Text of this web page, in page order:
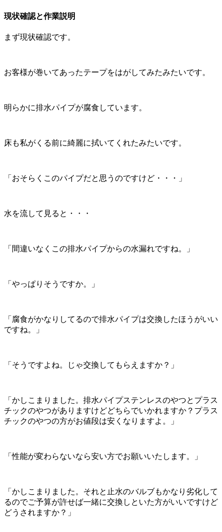
現状確認と作業説明
まず現状確認です。
お客様が巻いてあったテープをはがしてみたみたいです。
明らかに排水パイプが腐食しています。
床も私がくる前に綺麗に拭いてくれたみたいです。
「おそらくこのパイプだと思うのですけど・・・」
水を流して見ると・・・
「間違いなくこの排水パイプからの水漏れですね。」
「やっぱりそうですか。」
「腐食がかなりしてるので排水パイプは交換したほうがいい
ですね。」
「そうですよね。じゃ交換してもらえますか？」
「かしこまりました。排水パイプステンレスのやつとプラス
チックのやつがありますけどどちらでいかれますか？プラス
チックのやつの方がお値段は安くなりますよ。」
「性能が変わらないなら安い方でお願いいたします。」
「かしこまりました。それと止水のバルブもかなり劣化して
るのでご予算が許せば一緒に交換しといた方がいいですけど
どうされますか？」